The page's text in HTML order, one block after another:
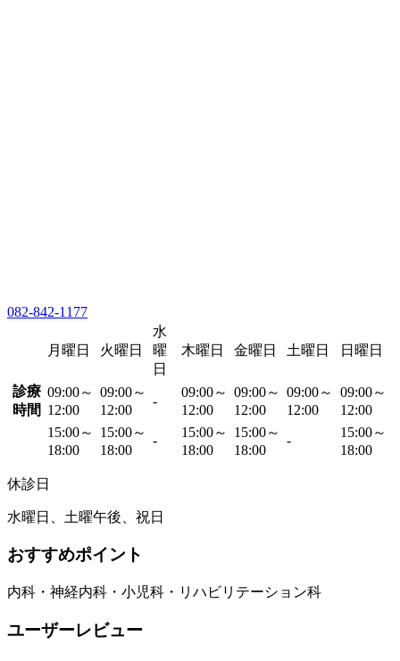
082-842-1177
月曜日 火曜日
水
曜
日
木曜日 金曜日 土曜日 日曜日
診療
時間
09:00～
12:00
09:00～
12:00
-
09:00～
12:00
09:00～
12:00
09:00～
12:00
09:00～
12:00
15:00～
18:00
15:00～
18:00
-
15:00～
18:00
15:00～
18:00
-
15:00～
18:00
休診日
水曜日、土曜午後、祝日
おすすめポイント
内科・神経内科・小児科・リハビリテーション科
ユーザーレビュー